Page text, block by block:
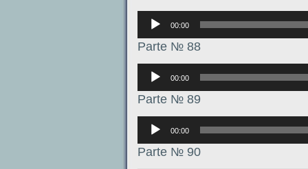
Аудиоплеер
00:00
Parte № 88
Аудиоплеер
00:00
Parte № 89
Аудиоплеер
00:00
Parte № 90